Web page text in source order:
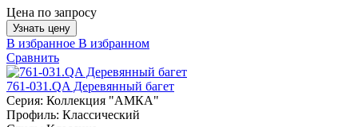
Цена по запросу
Узнать цену
В избранное В избранном
Сравнить
761-031.QA Деревянный багет
Серия: Коллекция "АМКА"
Профиль: Классический